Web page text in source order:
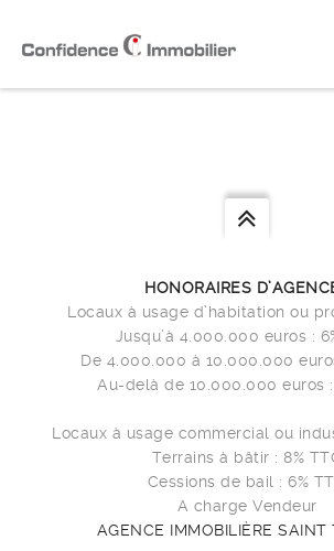
HONORAIRES
Locaux à usage d’habitation ou
Jusqu’à 4.000.000 euros :
De 4.000.000 à 10.000.000
Au-delà de 10.000.000 euros :
Locaux à usage commercial ou
Terrains à bâtir : 8%
Cessions de bail : 6%
A charge Vendeur
AGENCE IMMOBILIÈRE SAINT